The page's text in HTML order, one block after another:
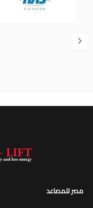
مصر للمصاعد